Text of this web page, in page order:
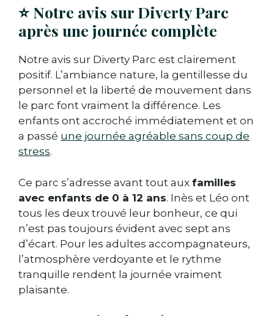
⭐ Notre avis sur Diverty Parc
après une journée complète
Notre avis sur Diverty Parc est clairement
positif. L’ambiance nature, la gentillesse du
personnel et la liberté de mouvement dans
le parc font vraiment la différence. Les
enfants ont accroché immédiatement et on
a passé une journée agréable sans coup de
stress.
Ce parc s’adresse avant tout aux familles
avec enfants de 0 à 12 ans. Inès et Léo ont
tous les deux trouvé leur bonheur, ce qui
n’est pas toujours évident avec sept ans
d’écart. Pour les adultes accompagnateurs,
l’atmosphère verdoyante et le rythme
tranquille rendent la journée vraiment
plaisante.